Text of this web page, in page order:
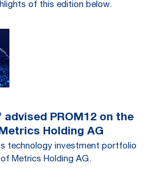
of this edition below.
advised PROM12 on the
Holding AG
technology investment portfolio
Metrics Holding AG.